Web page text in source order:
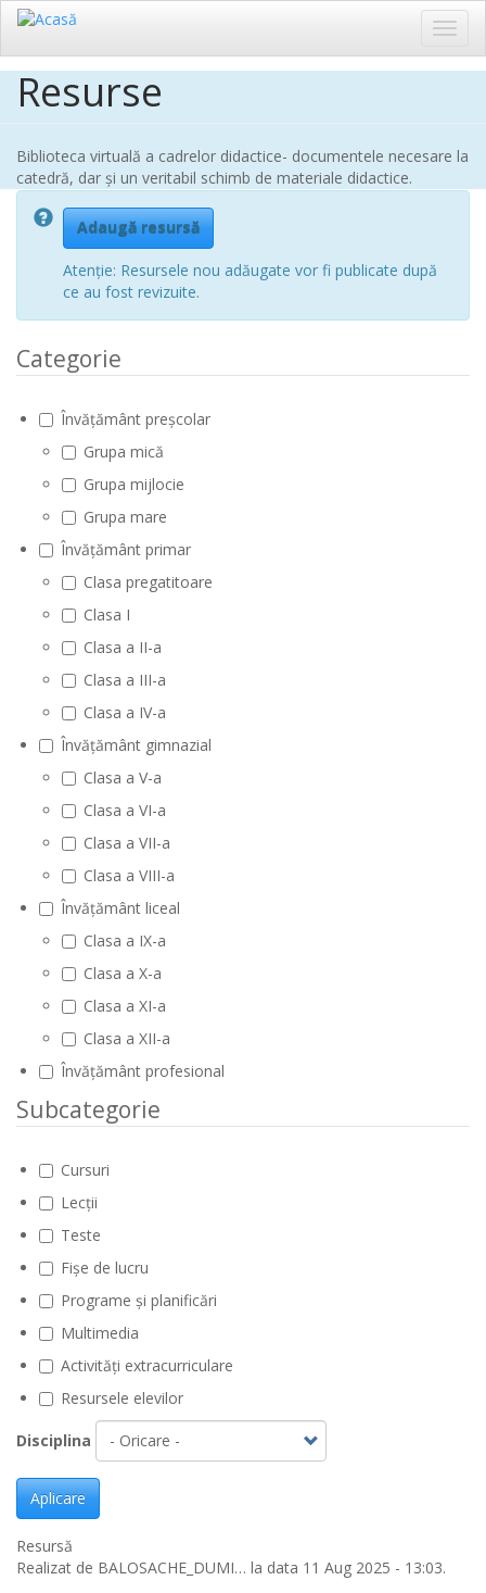
Sari
principal
Resurse
Biblioteca virtuală a cadrelor didactice- documentele necesare la
catedră, dar și un veritabil schimb de materiale didactice.
Adaugă resursă
Atenție: Resursele nou adăugate vor fi publicate după
ce au fost revizuite.
Categorie
Învățământ preșcolar
Grupa mică
Grupa mijlocie
Grupa mare
Învățământ primar
Clasa pregatitoare
Clasa I
Clasa a II-a
Clasa a III-a
Clasa a IV-a
Învățământ gimnazial
Clasa a V-a
Clasa a VI-a
Clasa a VII-a
Clasa a VIII-a
Învățământ liceal
Clasa a IX-a
Clasa a X-a
Clasa a XI-a
Clasa a XII-a
Învățământ profesional
Subcategorie
Cursuri
Lecții
Teste
Fișe de lucru
Programe și planificări
Multimedia
Activități extracurriculare
Resursele elevilor
Disciplina
Aplicare
Resursă
Realizat de BALOSACHE_DUMI… la data 11 Aug 2025 - 13:03.